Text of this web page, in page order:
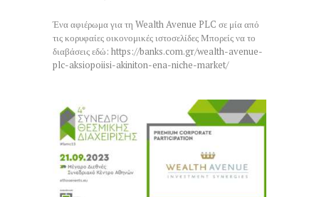
Ένα αφιέρωμα για τη Wealth Avenue PLC σε μία από
τις κορυφαίες οικονομικές ιστοσελίδες Μπορείς να το
διαβάσεις εδώ: https://banks.com.gr/wealth-avenue-
plc-aksiopoiisi-akiniton-ena-niche-market/